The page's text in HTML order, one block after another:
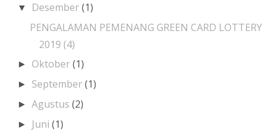
▼ Desember(1)
PENGALAMAN PEMENANG GREEN CARD LOTTERY
2019 (4)
► Oktober(1)
► September(1)
►Agustus(2)
► Juni(1)